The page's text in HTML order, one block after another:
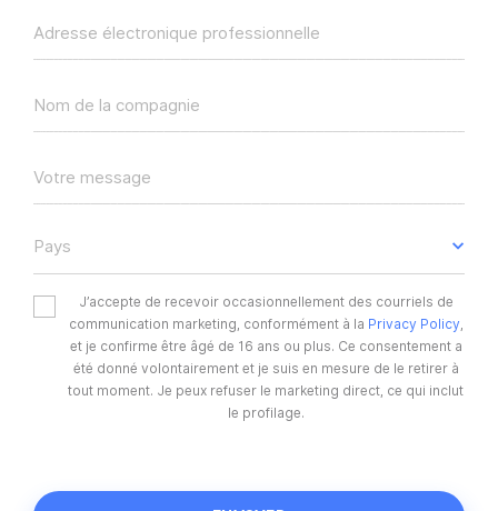
Adresse électronique professionnelle
Nom de la compagnie
Votre message
Pays
J’accepte de recevoir occasionnellement des courriels de
communication marketing, conformément à la Privacy Policy
et je confirme être âgé de 16 ans ou plus. Ce consentement a
été donné volontairement et je suis en mesure de le retirer à
tout moment. Je peux refuser le marketing direct, ce qui inclut
le profilage.